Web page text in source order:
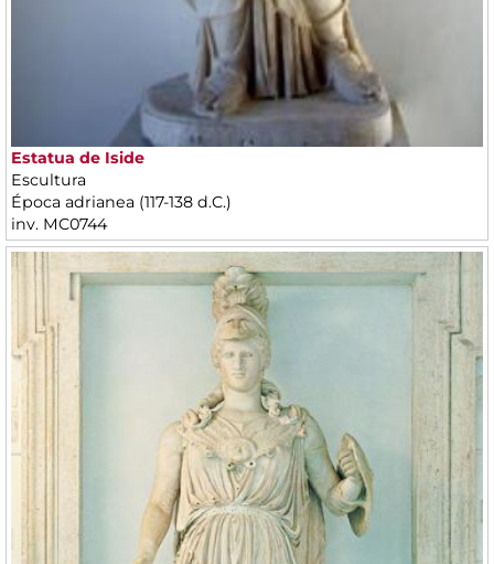
Estatua de Iside
Escultura
Época adrianea (117-138 d.C.)
inv. MC0744